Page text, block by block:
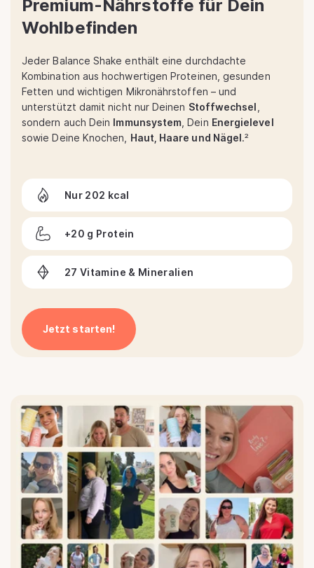
Premium-Nährstoffe für Dein
Wohlbefinden
Jeder Balance Shake enthält eine durchdachte
Kombination aus hochwertigen Proteinen, gesunden
Fetten und wichtigen Mikronährstoffen – und
unterstützt damit nicht nur Deinen Stoffwechsel
sondern auch Dein Immunsystem , Dein Energielevel
sowie Deine Knochen, Haut, Haare und Nägel.²
Nur 202 kcal
+20 g Protein
27 Vitamine & Mineralien
Jetzt starten!